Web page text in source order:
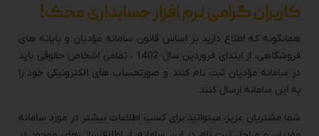
کاربران گرامی نرم افزار حسابداری محک!
همانگونه که اطلاع دارید بر اساس قانون سامانه مؤدیان و پایانه های
فروشگاهی، از ابتدای فروردین سال 1402 ، تمامی اشخاص حقوقی باید
در سامانه مؤدیان ثبت نام کنند و صورتحساب های الکترونیکی خود را
به این سامانه ارسال کنند.
شما مشتریان عزیز، میتوانید برای کسب اطلاعات بیشتر در مورد سامانه